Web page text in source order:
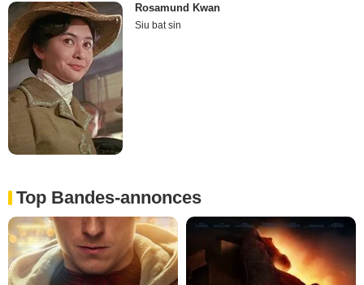
Rosamund Kwan
Siu bat sin
Top Bandes-annonces